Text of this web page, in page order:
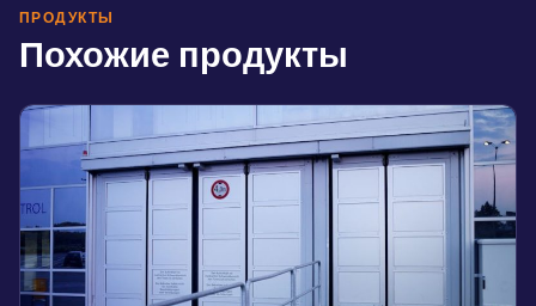
ПРОДУКТЫ
Похожие продукты